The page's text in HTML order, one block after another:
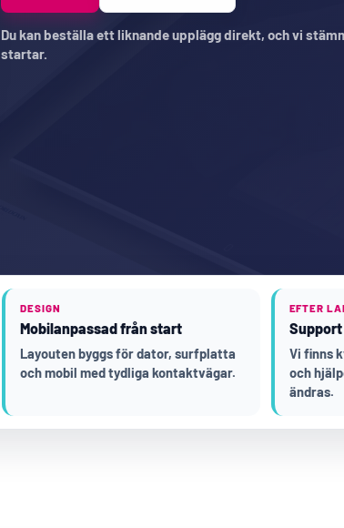
Du kan beställa ett liknande upplägg direkt, och vi
startar.
DESIGN
Mobilanpassad från start
Layouten byggs för dator, surfplatta
och mobil med tydliga kontaktvägar.
EFTER
Vi finns
och
ändras.